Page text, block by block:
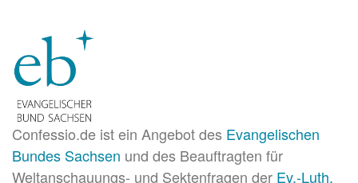
Confessio.de ist ein Angebot des Evangelischen
Bundes Sachsen und des Beauftragten für
Weltanschauungs- und Sektenfragen der Ev.-Luth.